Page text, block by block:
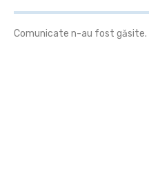
Comunicate n-au fost găsite.